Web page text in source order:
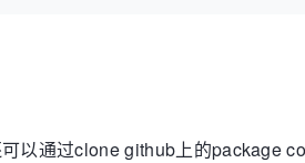
以通过clone github上的package